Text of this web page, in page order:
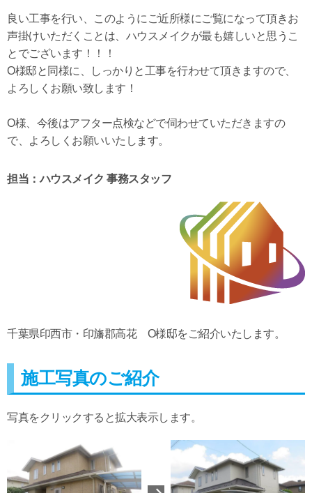
良い工事を行い、このようにご近所様にご覧になって頂きお
声掛けいただくことは、ハウスメイクが最も嬉しいと思うこ
とでございます！！！
O様邸と同様に、しっかりと工事を行わせて頂きますので、
よろしくお願い致します！
O様、今後はアフター点検などで伺わせていただきますの
で、よろしくお願いいたします。
担当：ハウスメイク 事務スタッフ
千葉県印西市・印旛郡高花 O様邸をご紹介いたします。
施工写真のご紹介
写真をクリックすると拡大表示します。